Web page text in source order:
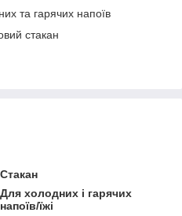
та гарячих напоїв
стакан
Стакан
Для холодних і гарячих
напоїв/їжі